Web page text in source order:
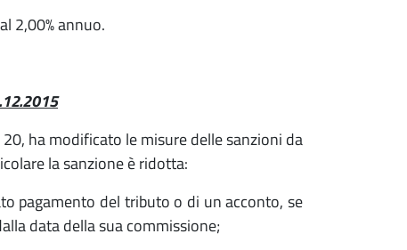
2,00% annuo.
ha modificato le misure delle sanzioni da
la sanzione è ridotta:
pagamento del tributo o di un acconto, se
data della sua commissione;